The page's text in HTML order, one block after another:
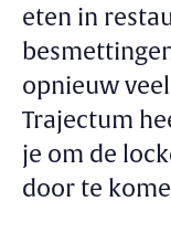
eten in
opnieuw
Trajectum
je om de
door te